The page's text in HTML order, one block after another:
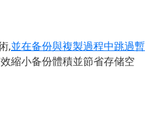
,並在备份與複製過程中跳過暫
縮小备份體積並節省存储空